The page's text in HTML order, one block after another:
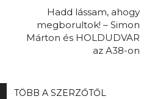
Hadd lássam, ahogy
megborultok! – Simon
Márton és HOLDUDVAR
az A38-on
TÖBB A SZERZŐTŐL